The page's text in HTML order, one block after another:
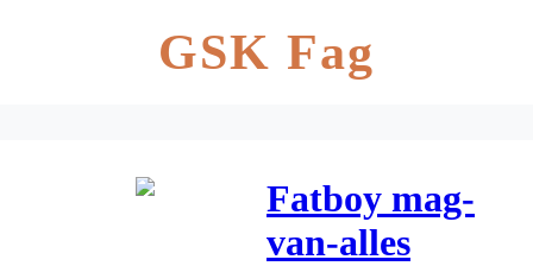
GSK Fag
Fatboy mag-
van-alles